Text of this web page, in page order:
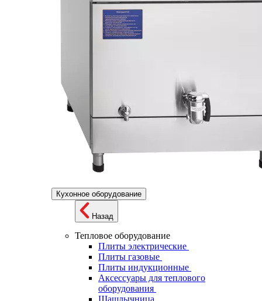
Кухонное оборудование
Назад
Тепловое оборудование
Плиты электрические
Плиты газовые
Плиты индукционные
Аксессуары для теплового
оборудования
Шашлычница